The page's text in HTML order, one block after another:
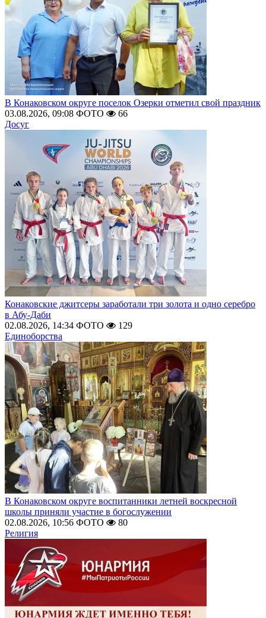
В Конаковском округе поселок Озерки отметил свой праздник
03.08.2026, 09:08 ФОТО
66
Досуг
Конаковские джитсеры заработали три золота и одно серебро
в Абу-Даби
02.08.2026, 14:34 ФОТО
129
Единоборства
В Конаковском округе воспитанники летней воскресной
школы приняли участие в богослужении
02.08.2026, 10:56 ФОТО
80
Религия